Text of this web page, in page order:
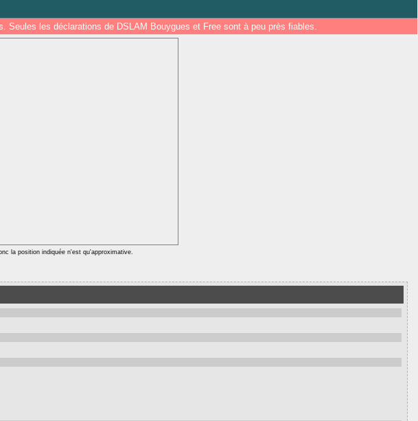
Seules les déclarations de DSLAM Bouygues et Free sont à peu près fiables.
la position indiquée n'est qu'approximative.